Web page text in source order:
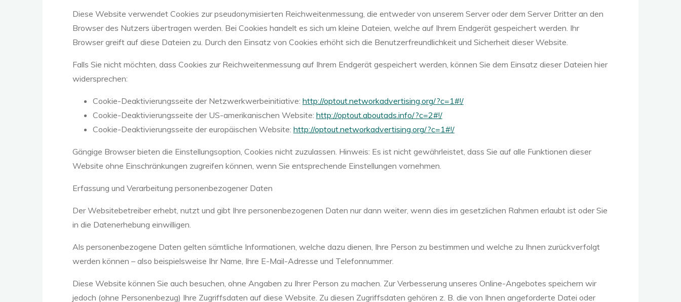
Diese Website verwendet Cookies zur pseudonymisierten Reichweitenmessung, die entweder von unserem Server oder dem Server Dritter an den
Browser des Nutzers übertragen werden. Bei Cookies handelt es sich um kleine Dateien, welche auf Ihrem Endgerät gespeichert werden. Ihr
Browser greift auf diese Dateien zu. Durch den Einsatz von Cookies erhöht sich die Benutzerfreundlichkeit und Sicherheit dieser Website.
Falls Sie nicht möchten, dass Cookies zur Reichweitenmessung auf Ihrem Endgerät gespeichert werden, können Sie dem Einsatz dieser Dateien hier
widersprechen:
Cookie-Deaktivierungsseite der Netzwerkwerbeinitiative: http://optout.networkadvertising.org/?c=1#!/
Cookie-Deaktivierungsseite der US-amerikanischen Website: http://optout.aboutads.info/?c=2#!/
Cookie-Deaktivierungsseite der europäischen Website: http://optout.networkadvertising.org/?c=1#!/
Gängige Browser bieten die Einstellungsoption, Cookies nicht zuzulassen. Hinweis: Es ist nicht gewährleistet, dass Sie auf alle Funktionen dieser
Website ohne Einschränkungen zugreifen können, wenn Sie entsprechende Einstellungen vornehmen.
Erfassung und Verarbeitung personenbezogener Daten
Der Websitebetreiber erhebt, nutzt und gibt Ihre personenbezogenen Daten nur dann weiter, wenn dies im gesetzlichen Rahmen erlaubt ist oder Sie
in die Datenerhebung einwilligen.
Als personenbezogene Daten gelten sämtliche Informationen, welche dazu dienen, Ihre Person zu bestimmen und welche zu Ihnen zurückverfolgt
werden können – also beispielsweise Ihr Name, Ihre E-Mail-Adresse und Telefonnummer.
Diese Website können Sie auch besuchen, ohne Angaben zu Ihrer Person zu machen. Zur Verbesserung unseres Online-Angebotes speichern wir
jedoch (ohne Personenbezug) Ihre Zugriffsdaten auf diese Website. Zu diesen Zugriffsdaten gehören z. B. die von Ihnen angeforderte Datei oder